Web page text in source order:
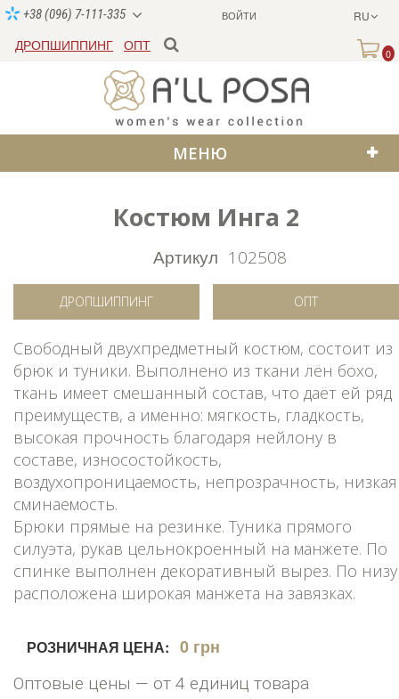
ВОЙТИ RU
+38 (096) 7-111-335
ДРОПШИППИНГ ОПТ
0
МЕНЮ
Костюм Инга 2
Артикул 102508
ДРОПШИППИНГ ОПТ
Свободный двухпредметный костюм, состоит из
брюк и туники. Выполнено из ткани лён бохо,
ткань имеет смешанный состав, что даёт ей ряд
преимуществ, а именно: мягкость, гладкость,
высокая прочность благодаря нейлону в
составе, износостойкость,
воздухопроницаемость, непрозрачность, низкая
сминаемость.
Брюки прямые на резинке. Туника прямого
силуэта, рукав цельнокроенный на манжете. По
спинке выполнен декоративный вырез. По низу
расположена широкая манжета на завязках.
РОЗНИЧНАЯ ЦЕНА: 0 грн
Оптовые цены — от 4 единиц товара